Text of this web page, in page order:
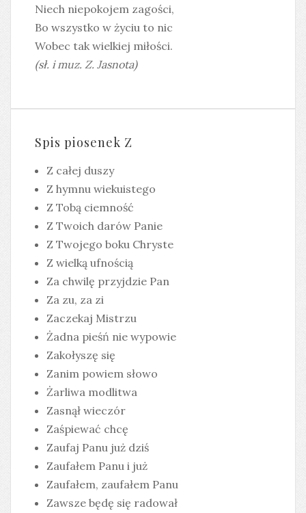
Niech niepokojem zagości,
Bo wszystko w życiu to nic
Wobec tak wielkiej miłości.
(sł. i muz. Z. Jasnota)
Spis piosenek Z
Z całej duszy
Z hymnu wiekuistego
Z Tobą ciemność
Z Twoich darów Panie
Z Twojego boku Chryste
Z wielką ufnością
Za chwilę przyjdzie Pan
Za zu, za zi
Zaczekaj Mistrzu
Żadna pieśń nie wypowie
Zakołyszę się
Zanim powiem słowo
Żarliwa modlitwa
Zasnął wieczór
Zaśpiewać chcę
Zaufaj Panu już dziś
Zaufałem Panu i już
Zaufałem, zaufałem Panu
Zawsze będę się radował